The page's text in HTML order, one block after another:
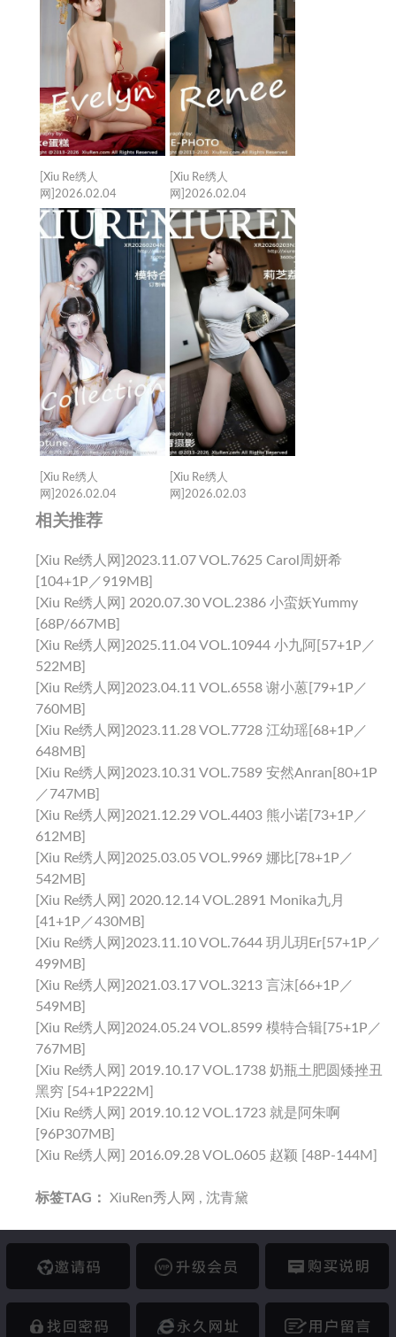
[Xiu Re绣人
网]2026.02.04
VOL.11317
Evelyn[63+1P／
897MB]
[Xiu Re绣人
网]2026.02.04
VOL.11316 姜冉冉
_Renee@[76+1P／
1.00GB]
[Xiu Re绣人
网]2026.02.04
VOL.11315 Twins-桃之
夭夭[82+1P／1.14GB]
[Xiu Re绣人
网]2026.02.03
相关推荐
[Xiu Re绣人网]2023.11.07 VOL.7625 Carol周妍希
[104+1P／919MB]
[Xiu Re绣人网] 2020.07.30 VOL.2386 小蛮妖Yummy
[68P/667MB]
[Xiu Re绣人网]2025.11.04 VOL.10944 小九阿[57+1P／
522MB]
[Xiu Re绣人网]2023.04.11 VOL.6558 谢小蒽[79+1P／
760MB]
[Xiu Re绣人网]2023.11.28 VOL.7728 江幼瑶[68+1P／
648MB]
[Xiu Re绣人网]2023.10.31 VOL.7589 安然anran[80+1P
／747MB]
[Xiu Re绣人网]2021.12.29 VOL.4403 熊小诺[73+1P／
612MB]
[Xiu Re绣人网]2025.03.05 VOL.9969 娜比[78+1P／
542MB]
[Xiu Re绣人网] 2020.12.14 VOL.2891 Monika九月
[41+1P／430MB]
[Xiu Re绣人网]2023.11.10 VOL.7644 玥儿玥er[57+1P／
499MB]
[Xiu Re绣人网]2021.03.17 VOL.3213 言沫[66+1P／
549MB]
[Xiu Re绣人网]2024.05.24 VOL.8599 模特合辑[75+1P／
767MB]
[Xiu Re绣人网] 2019.10.17 VOL.1738 奶瓶土肥圆矮挫丑
黑穷 [54+1P222M]
[Xiu Re绣人网] 2019.10.12 VOL.1723 就是阿朱啊
[96P307MB]
[Xiu Re绣人网] 2016.09.28 VOL.0605 赵颖 [48P-144M]
标签TAG： XiuRen秀人网 , 沈青黛
邀请码 升级会员 购买说明